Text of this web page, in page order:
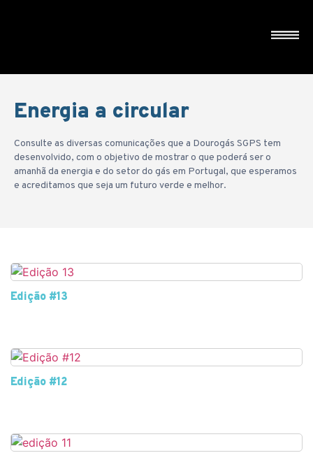
Energia a circular
Consulte as diversas comunicações que a Dourogás SGPS tem
desenvolvido, com o objetivo de mostrar o que poderá ser o
amanhã da energia e do setor do gás em Portugal, que esperamos
e acreditamos que seja um futuro verde e melhor.
Edição #13
Edição #12